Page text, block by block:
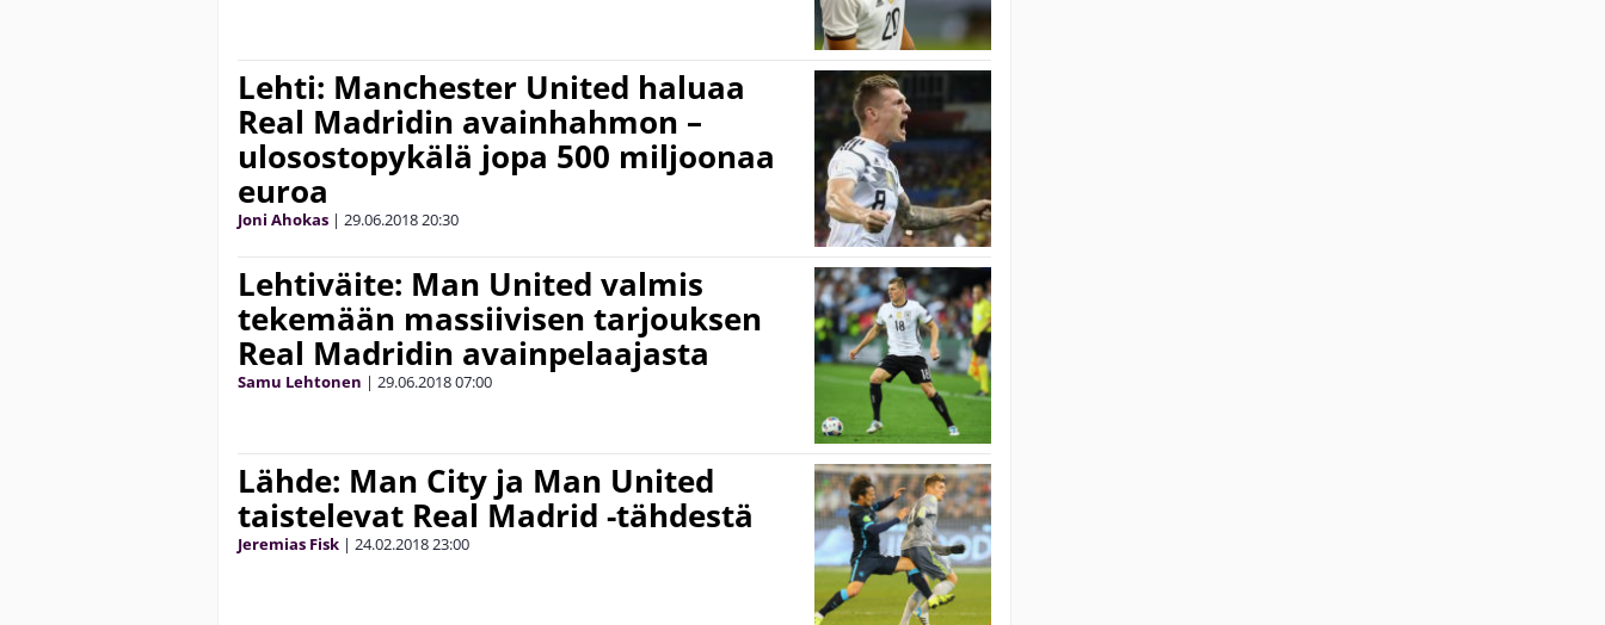
Lehti: Manchester United haluaa
Real Madridin avainhahmon –
ulosostopykälä jopa 500 miljoonaa
euroa
Joni Ahokas | 29.06.201820:30
Lehtiväite: Man United valmis
tekemään massiivisen tarjouksen
Real Madridin avainpelaajasta
Samu Lehtonen | 29.06.201807:00
Lähde: Man City ja Man United
taistelevat Real Madrid -tähdestä
Jeremias Fisk | 24.02.201823:00